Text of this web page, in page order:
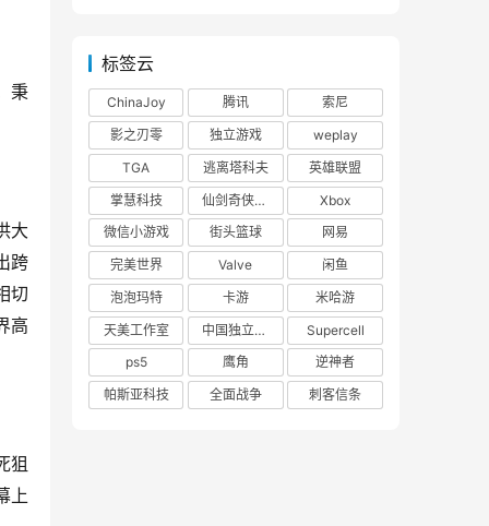
秉
大
跨
切
高
狙
上
标签云
ChinaJoy 腾讯
索尼
影之刃零
独立游戏
weplay
TGA
逃离塔科夫
英雄联盟
掌慧科技
仙剑奇侠传四
Xbox
微信小游戏
街头篮球
网易
完美世界
Valve
闲鱼
泡泡玛特
卡游
米哈游
天美工作室
中国独立游戏联盟
Supercell
ps5
鹰角
逆神者
帕斯亚科技
全面战争 刺客信条